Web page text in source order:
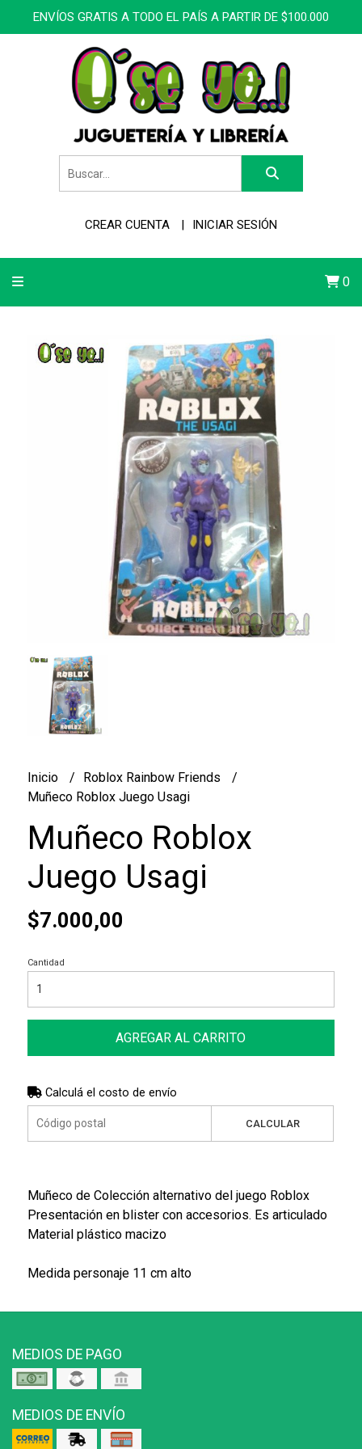
ENVÍOS GRATIS A TODO EL PAÍS A PARTIR DE $100.000
CREAR CUENTA INICIAR SESIÓN
0
Inicio
Roblox Rainbow Friends
Muñeco Roblox Juego Usagi
Muñeco Roblox
Juego Usagi
$7.000,00
Cantidad
AGREGAR AL CARRITO
Calculá el costo de envío
CALCULAR
Muñeco de Colección alternativo del juego Roblox
Presentación en blister con accesorios. Es articulado
Material plástico macizo
Medida personaje 11 cm alto
MEDIOS DE PAGO
MEDIOS DE ENVÍO